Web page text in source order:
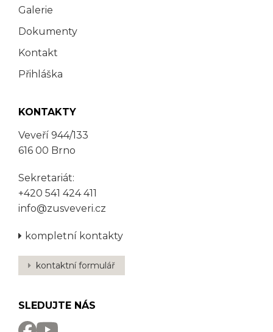
Galerie
Dokumenty
Kontakt
Přihláška
KONTAKTY
Veveří 944/133
616 00 Brno
Sekretariát:
+420 541 424 411
info@zusveveri.cz
kompletní kontakty
kontaktní formulář
SLEDUJTE NÁS